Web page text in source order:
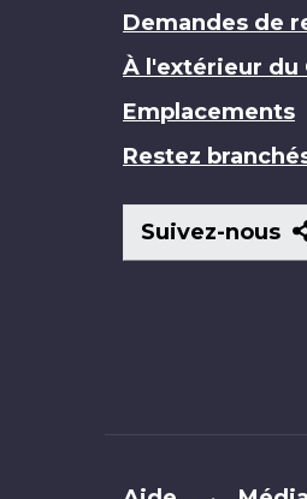
Demandes de
À l'extérieur du
Emplacements
Restez
Suivez-nous
Brand